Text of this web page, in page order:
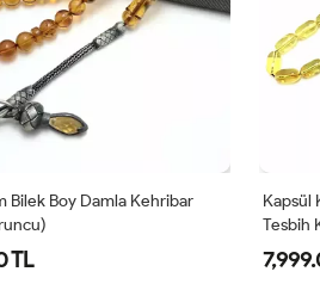
Bilek Boy Damla Kehribar
TL
Kapsül
Tesbih